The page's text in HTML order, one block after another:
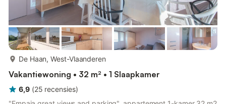
De Haan, West-Vlaanderen
Vakantiewoning • 32 m² • 1 Slaapkamer
6,9 (25 recensies)